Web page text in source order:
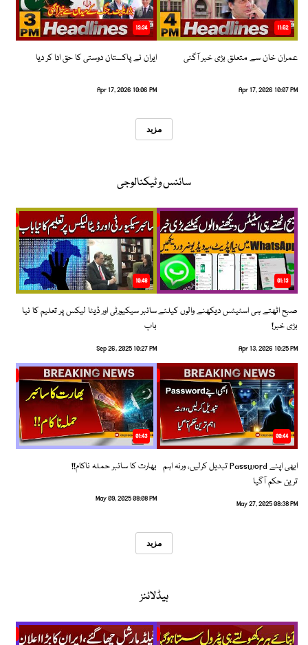
11:52
عمران خان سے متعلق بڑی خبر آگئی
Apr 17, 2026 10:07 PM
13:34
ایران نے پاکستان دوستی کا حق ادا کر دیا
Apr 17, 2026 10:06 PM
مزید
سائنس و ٹیکنالوجی
01:13
صبح اٹھتے ہی اسٹیٹس دیکھنے والوں کیلئے
بڑی خبر!
Apr 13, 2026 10:25 PM
10:48
سائبر سیکیورٹی اور ڈیٹا لیکس پر تعلیم کا نیا
باب
Sep 26, 2025 10:27 PM
00:44
ابھی اپنے Password تبدیل کرلیں، ورنہ اہم
ترین حکم آگیا
May 27, 2025 08:38 PM
01:43
بھارت کا سائبر حملہ ناکام!!
May 09, 2025 08:08 PM
مزید
ہیڈلائنز